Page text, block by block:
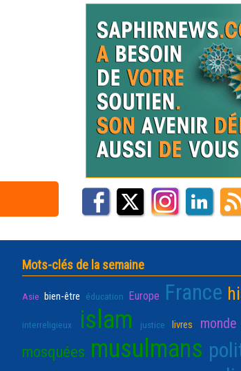
Mots-clés de la semaine
Asie bien-être éducation Europe France
interreligieux islam justice livres monde
mosquées musulmans